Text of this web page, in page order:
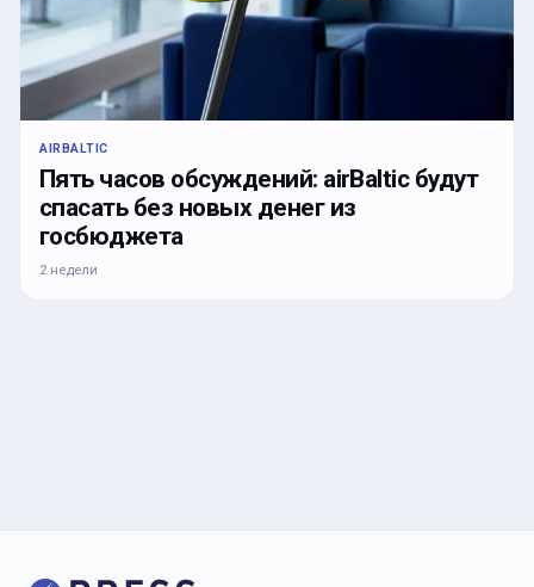
AIRBALTIC
Пять часов обсуждений: airBaltic будут
спасать без новых денег из
госбюджета
2 недели